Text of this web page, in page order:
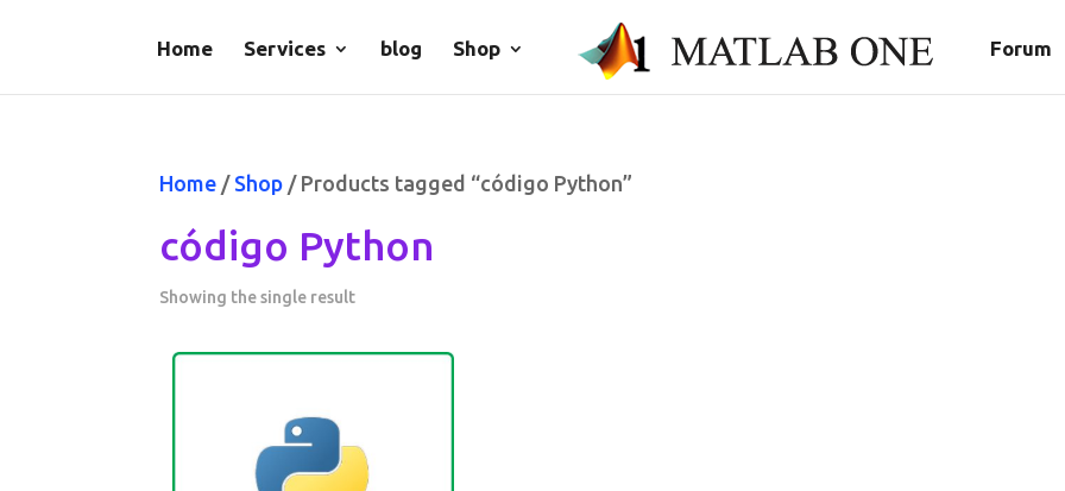
Home Services blog Shop Forum
Home / Shop / Products tagged “código Python”
código Python
Showing the single result